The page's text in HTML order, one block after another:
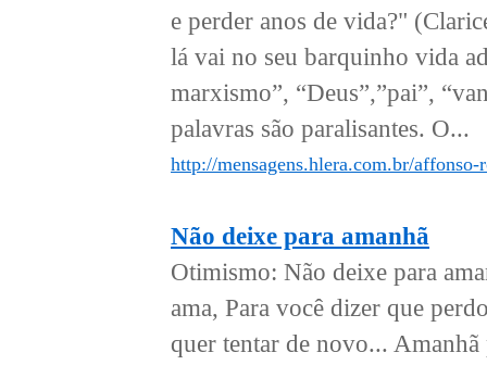
e perder anos de vida?"
lá vai no seu barquinho vida
marxismo”, “Deus”,”pai”,
palavras são paralisantes. O...
http://mensagens.hlera.com.br/
Não deixe para amanhã
Otimismo: Não deixe para
ama, Para você dizer que
quer tentar de novo...